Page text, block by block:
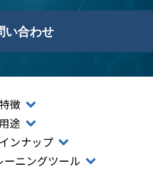
ウンロード
い合わせ
徴
用途
ンナップ
ニングツール